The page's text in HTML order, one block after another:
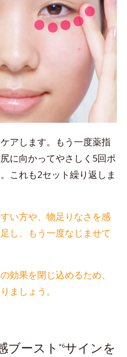
アします。もう一度薬指
に向かってやさしく5回ポ
これも2セット繰り返しま
い方や、物足りなさを感
し、もう一度なじませて
効果を閉じ込めるため、
ましょう。
ブースト *6サインを